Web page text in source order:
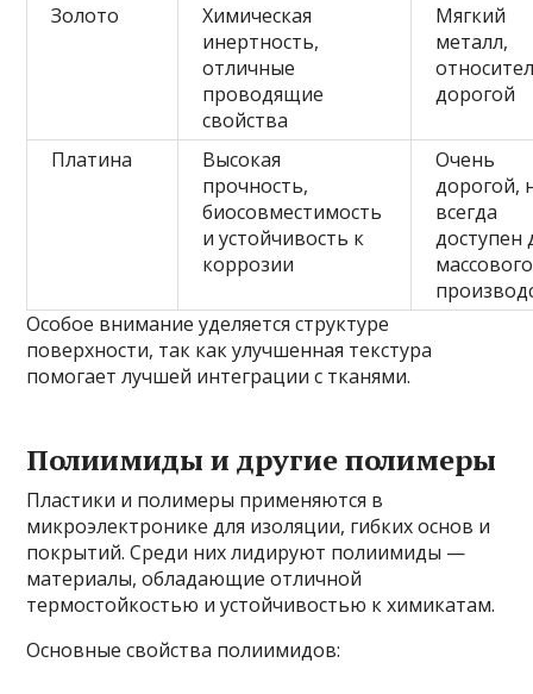
Золото
Химическая
инертность,
отличные
проводящие
свойства
Мягкий
металл,
дорогой
Платина
Высокая
прочность,
биосовместимость
и устойчивость к
коррозии
Очень
дорогой,
всегда
доступен
массового
Особое внимание уделяется структуре
поверхности, так как улучшенная текстура
помогает лучшей интеграции с тканями.
Полиимиды и другие полимеры
Пластики и полимеры применяются в
микроэлектронике для изоляции, гибких основ и
покрытий. Среди них лидируют полиимиды —
материалы, обладающие отличной
термостойкостью и устойчивостью к химикатам.
Основные свойства полиимидов: